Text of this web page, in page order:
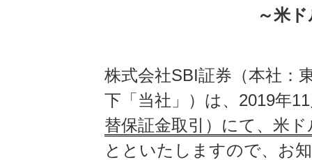
～米
株式会社SBI証券（本社：
下「当社」）は、2019年
替保証金取引）にて、米
とといたしますので、お